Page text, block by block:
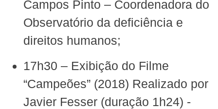
Campos Pinto – Coordenadora do
Observatório da deficiência e
direitos humanos‬;
‪17h30 – Exibição do Filme
“Campeões” (2018)‬ Realizado por
Javier Fesser(duração 1h24) -